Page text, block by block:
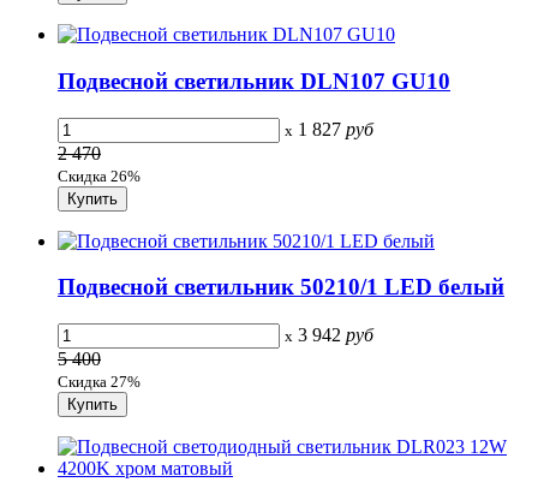
Подвесной светильник DLN107 GU10
x 1 827 руб
2 470
Скидка 26%
Подвесной светильник 50210/1 LED белый
x 3 942 руб
5 400
Скидка 27%